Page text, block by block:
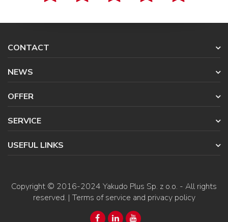
CONTACT
NEWS
OFFER
SERVICE
USEFUL LINKS
Copyright © 2016-2024 Yakudo Plus Sp. z o.o. - All rights
reserved. |Terms of service and privacy policy